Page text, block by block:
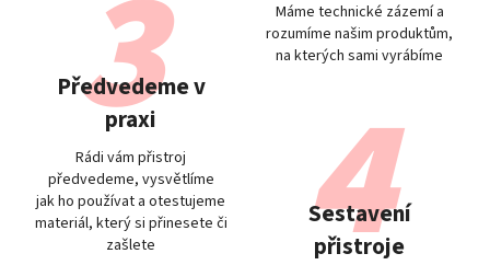
Máme technické zázemí a
rozumíme našim produktům,
na kterých sami vyrábíme
Předvedeme v
praxi
Rádi vám přistroj
předvedeme, vysvětlíme
jak ho používat a otestujeme
materiál, který si přinesete či
zašlete
Sestavení
přistroje